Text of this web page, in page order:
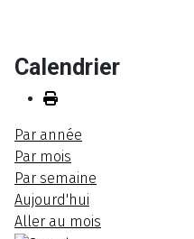
Calendrier
Par année
Par mois
Par semaine
Aujourd'hui
Aller au mois